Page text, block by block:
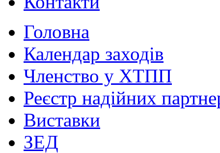
Головна
Календар заходів
Членство у ХТПП
Реєстр надійних
Виставки
ЗЕД